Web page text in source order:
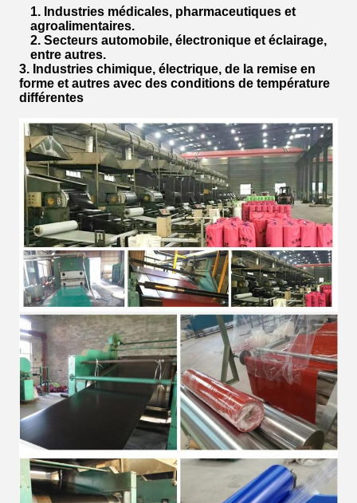
1. Industries médicales, pharmaceutiques et
agroalimentaires.
2. Secteurs automobile, électronique et éclairage,
entre autres.
3. Industries chimique, électrique, de la remise en
forme et autres avec des conditions de température
différentes